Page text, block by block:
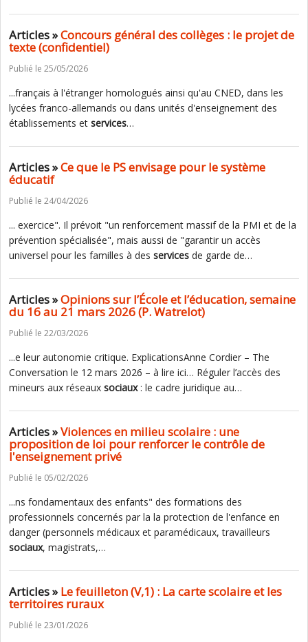
Articles »Concours général des collèges : le projet de
texte (confidentiel)
Publié le 25/05/2026
...français à l'étranger homologués ainsi qu'au CNED, dans les
lycées franco-allemands ou dans unités d'enseignement des
établissements et services…
Articles »Ce que le PS envisage pour le système
éducatif
Publié le 24/04/2026
... exercice". Il prévoit "un renforcement massif de la PMI et de la
prévention spécialisée", mais aussi de "garantir un accès
universel pour les familles à des services de garde de…
Articles »Opinions sur l’École et l’éducation, semaine
du 16 au 21 mars 2026 (P. Watrelot)
Publié le 22/03/2026
...e leur autonomie critique. ExplicationsAnne Cordier – The
Conversation le 12 mars 2026 – à lire ici… Réguler l’accès des
mineurs aux réseaux sociaux: le cadre juridique au…
Articles »Violences en milieu scolaire : une
proposition de loi pour renforcer le contrôle de
l'enseignement privé
Publié le 05/02/2026
...ns fondamentaux des enfants" des formations des
professionnels concernés par la la protection de l'enfance en
danger (personnels médicaux et paramédicaux, travailleurs
sociaux, magistrats,…
Articles »Le feuilleton (V,1) : La carte scolaire et les
territoires ruraux
Publié le 23/01/2026